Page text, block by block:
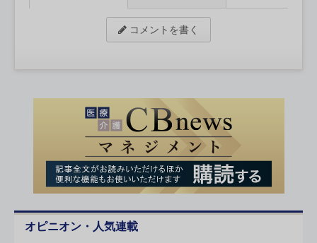
コメントを書く
オピニオン・人気連載